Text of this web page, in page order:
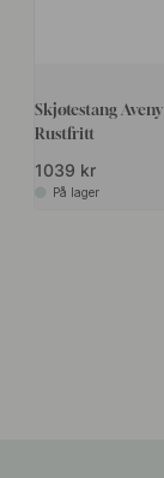
Skjøtestang
Rustfritt
1039 kr
På lager